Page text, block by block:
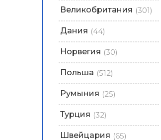
Великобритания (301)
Дания (44)
Норвегия (30)
Польша (512)
Румыния (25)
Турция (32)
Швейцария (65)